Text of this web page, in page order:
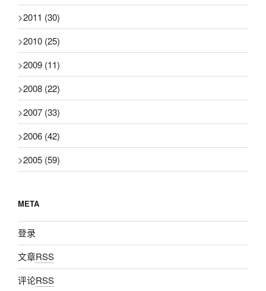
>2011 (30)
>2010 (25)
>2009 (11)
>2008 (22)
>2007 (33)
>2006 (42)
>2005 (59)
META
登录
文章RSS
评论RSS